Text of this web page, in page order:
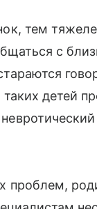
тем
с
детей
проблем,